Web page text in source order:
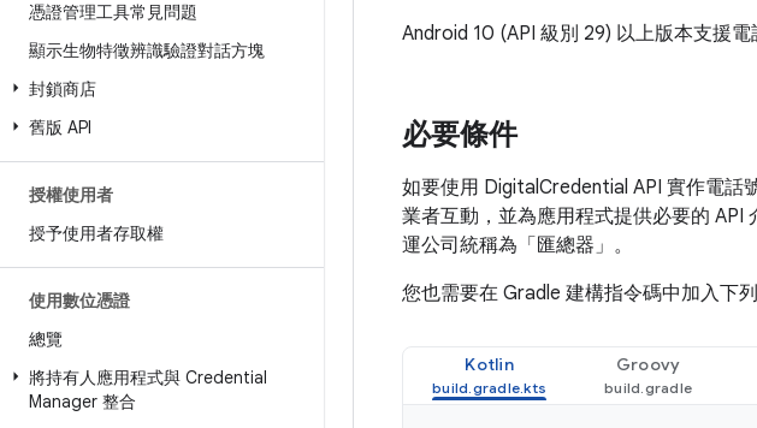
憑證管理工具常見問題
顯示生物特徵辨識驗證對話方塊
封鎖商店
舊版 API
授權使用者
授予使用者存取權
使用數位憑證
總覽
將持有人應用程式與 Credential
Manager 整合
Android 10 (API 級別 29) 以上版本支援電
必要條件
如要使用 DigitalCredential API 實作電話
業者互動，並為應用程式提供必要的 API
運公司統稱為「匯總器」 。
您也需要在 Gradle 建構指令碼中加入下
Kotlin Groovy